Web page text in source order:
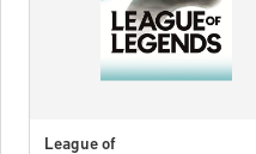
League of